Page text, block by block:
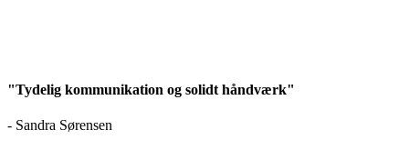
"Tydelig kommunikation og solidt håndværk"
- Sandra Sørensen